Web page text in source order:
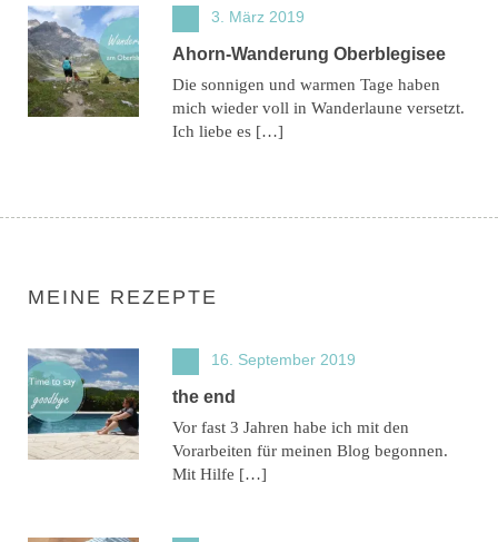
3. März 2019
Ahorn-Wanderung Oberblegisee
Die sonnigen und warmen Tage haben
mich wieder voll in Wanderlaune versetzt.
Ich liebe es […]
MEINE REZEPTE
16. September 2019
the end
Vor fast 3 Jahren habe ich mit den
Vorarbeiten für meinen Blog begonnen.
Mit Hilfe […]